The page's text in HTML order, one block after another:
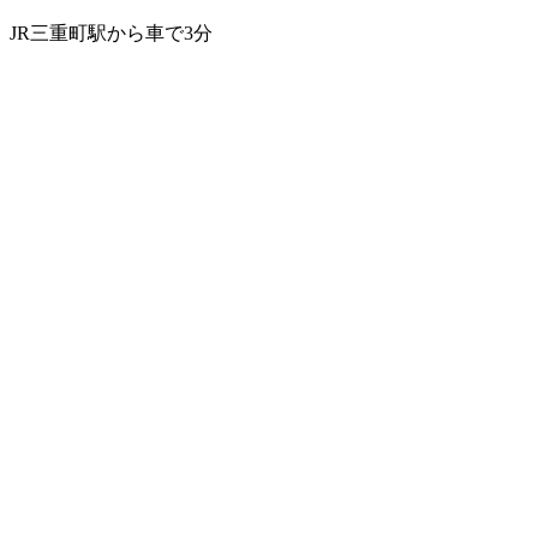
JR三重町駅から車で3分